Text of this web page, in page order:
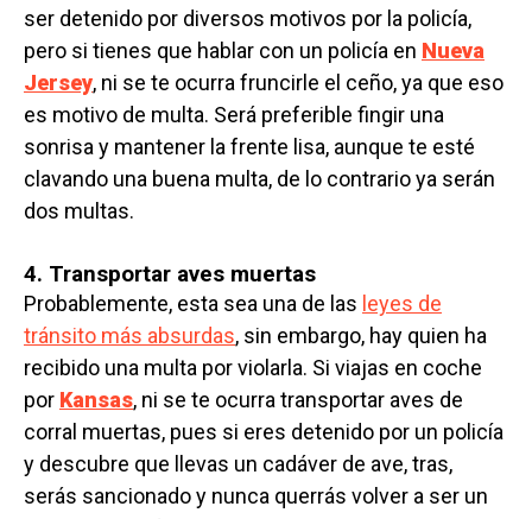
ser detenido por diversos motivos por la policía,
pero si tienes que hablar con un policía en Nueva
Jersey, ni se te ocurra fruncirle el ceño, ya que eso
es motivo de multa. Será preferible fingir una
sonrisa y mantener la frente lisa, aunque te esté
clavando una buena multa, de lo contrario ya serán
dos multas.
4. Transportar aves muertas
Probablemente, esta sea una de las leyes de
tránsito más absurdas, sin embargo, hay quien ha
recibido una multa por violarla. Si viajas en coche
por Kansas, ni se te ocurra transportar aves de
corral muertas, pues si eres detenido por un policía
y descubre que llevas un cadáver de ave, tras,
serás sancionado y nunca querrás volver a ser un